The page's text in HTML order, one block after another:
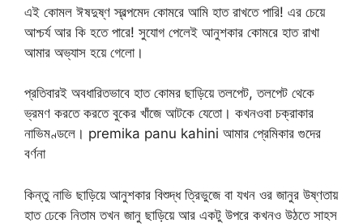
এই কোমল ঈষদুষ্ণ স্বল্পমেদ কোমরে আমি হাত রাখতে পারি! এর চেয়ে
আশ্চর্য আর কি হতে পারে! সুযোগ পেলেই আনুশকার কোমরে হাত রাখা
আমার অভ্যাস হয়ে গেলো।
প্রতিবারই অবধারিতভাবে হাত কোমর ছাড়িয়ে তলপেট, তলপেট থেকে
ভ্রমণ করতে করতে বুকের খাঁজে আটকে যেতো। কখনওবা চক্রাকার
নাভিমণ্ডলে। premika panu kahini আমার প্রেমিকার গুদের
বর্ণনা
কিন্তু নাভি ছাড়িয়ে আনুশকার বিশুদ্ধ ত্রিভুজে বা যখন ওর জানুর উষ্ণতায়
হাত ঢেকে নিতাম তখন জানু ছাড়িয়ে আর একটু উপরে কখনও উঠতে সাহস